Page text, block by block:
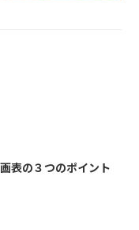
表の３つのポイント